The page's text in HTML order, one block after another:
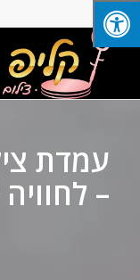
–